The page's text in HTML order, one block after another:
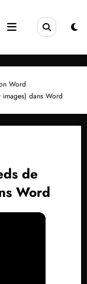
Word
dans Word
de
Word